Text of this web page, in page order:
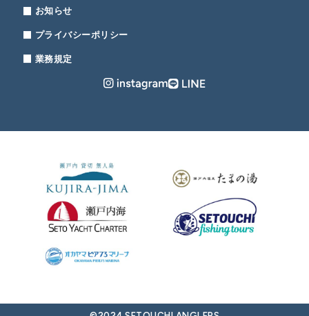
お知らせ
プライバシーポリシー
業務規定